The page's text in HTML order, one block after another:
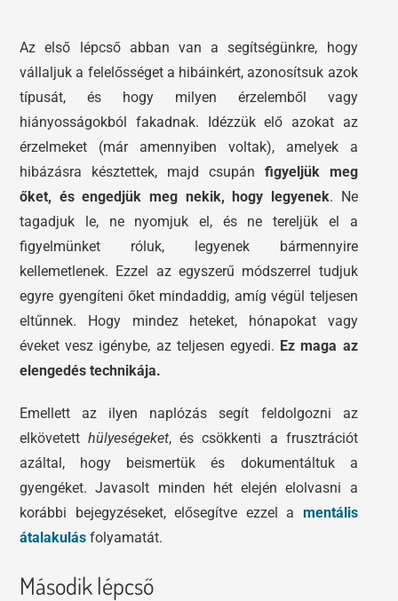
Az első lépcső abban van a segítségünkre, hogy
vállaljuk a felelősséget a hibáinkért, azonosítsuk azok
típusát, és hogy milyen érzelemből vagy
hiányosságokból fakadnak. Idézzük elő azokat az
érzelmeket (már amennyiben voltak), amelyek a
hibázásra késztettek, majd csupán figyeljük meg
őket, és engedjük meg nekik, hogy legyenek. Ne
tagadjuk le, ne nyomjuk el, és ne tereljük el a
figyelmünket róluk, legyenek bármennyire
kellemetlenek. Ezzel az egyszerű módszerrel tudjuk
egyre gyengíteni őket mindaddig, amíg végül teljesen
eltűnnek. Hogy mindez heteket, hónapokat vagy
éveket vesz igénybe, az teljesen egyedi. Ez maga az
elengedés technikája.
Emellett az ilyen naplózás segít feldolgozni az
elkövetetthülyeségeket, és csökkenti a frusztrációt
azáltal, hogy beismertük és dokumentáltuk a
gyengéket. Javasolt minden hét elején elolvasni a
korábbi bejegyzéseket, elősegítve ezzel a mentális
átalakulás folyamatát.
Második lépcső